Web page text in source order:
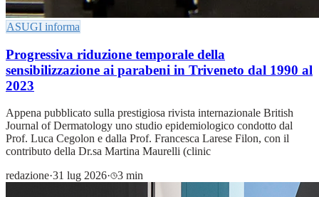
ASUGI informa
Progressiva riduzione temporale della
sensibilizzazione ai parabeni in Triveneto dal 1990 al
2023
Appena pubblicato sulla prestigiosa rivista internazionale British
Journal of Dermatology uno studio epidemiologico condotto dal
Prof. Luca Cegolon e dalla Prof. Francesca Larese Filon, con il
contributo della Dr.sa Martina Maurelli (clinic
redazione·31 lug 2026· 3 min